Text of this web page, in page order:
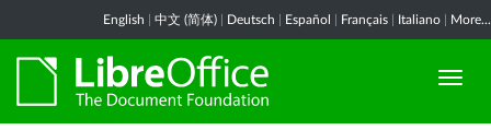
English 中文 (简体) Deutsch Español Français Italiano More...